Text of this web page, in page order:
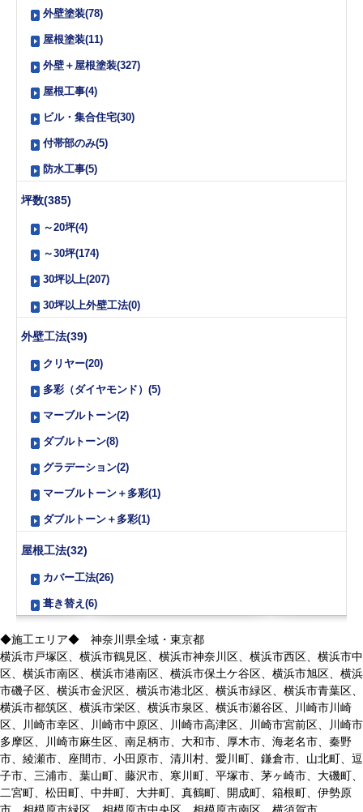
外壁塗装(78)
屋根塗装(11)
外壁＋屋根塗装(327)
屋根工事(4)
ビル・集合住宅(30)
付帯部のみ(5)
防水工事(5)
坪数(385)
～20坪(4)
～30坪(174)
30坪以上(207)
30坪以上外壁工法(0)
外壁工法(39)
クリヤー(20)
多彩（ダイヤモンド）(5)
マーブルトーン(2)
ダブルトーン(8)
グラデーション(2)
マーブルトーン＋多彩(1)
ダブルトーン＋多彩(1)
屋根工法(32)
カバー工法(26)
葺き替え(6)
◆施工エリア◆ 神奈川県全域・東京都
横浜市戸塚区、横浜市鶴見区、横浜市神奈川区、横浜市西区、横浜市中
区、横浜市南区、横浜市港南区、横浜市保土ケ谷区、横浜市旭区、横浜
市磯子区、横浜市金沢区、横浜市港北区、横浜市緑区、横浜市青葉区、
横浜市都筑区、横浜市栄区、横浜市泉区、横浜市瀬谷区、川崎市川崎
区、川崎市幸区、川崎市中原区、川崎市高津区、川崎市宮前区、川崎市
多摩区、川崎市麻生区、南足柄市、大和市、厚木市、海老名市、秦野
市、綾瀬市、座間市、小田原市、清川村、愛川町、鎌倉市、山北町、逗
子市、三浦市、葉山町、藤沢市、寒川町、平塚市、茅ヶ崎市、大磯町、
二宮町、松田町、中井町、大井町、真鶴町、開成町、箱根町、伊勢原